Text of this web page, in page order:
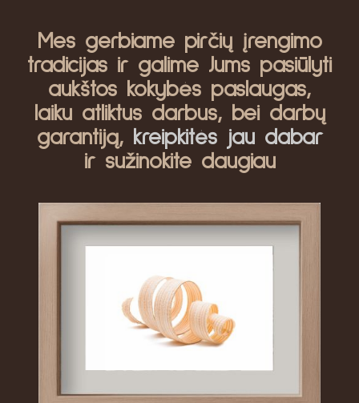
Mes gerbiame pirčių įrengimo
tradicijas ir galime Jums pasiūlyti
aukštos kokybės paslaugas,
laiku atliktus darbus, bei darbų
garantiją, kreipkitės jau dabar
ir sužinokite daugiau